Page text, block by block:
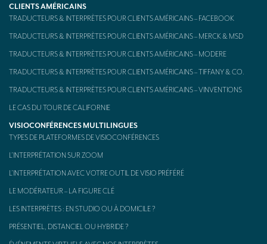
Kit d’interprétation mobile – aussi appelé « Bidule »
CONTACT
CLIENTS AMÉRICAINS
TRADUCTEURS & INTERPRÈTES POUR CLIENTS AMÉRICAINS – FACEBOOK
TRADUCTEURS & INTERPRÈTES POUR CLIENTS AMÉRICAINS – MERCK & MSD
TRADUCTEURS & INTERPRÈTES POUR CLIENTS AMÉRICAINS – MODERE
TRADUCTEURS & INTERPRÈTES POUR CLIENTS AMÉRICAINS – TIFFANY & CO.
TRADUCTEURS & INTERPRÈTES POUR CLIENTS AMÉRICAINS – VINVENTIONS
LE CAS DU TOUR DE CALIFORNIE
VISIOCONFÉRENCES MULTILINGUES
TYPES DE PLATEFORMES DE VISIOCONFÉRENCES
L’INTERPRÉTATION SUR ZOOM
L’INTERPRÉTATION AVEC VOTRE OUTIL DE VISIO PRÉFÉRÉ
LE MODÉRATEUR – LA FIGURE CLÉ
LES INTERPRÈTES : EN STUDIO OU À DOMICILE ?
PRÉSENTIEL, DISTANCIEL OU HYBRIDE ?